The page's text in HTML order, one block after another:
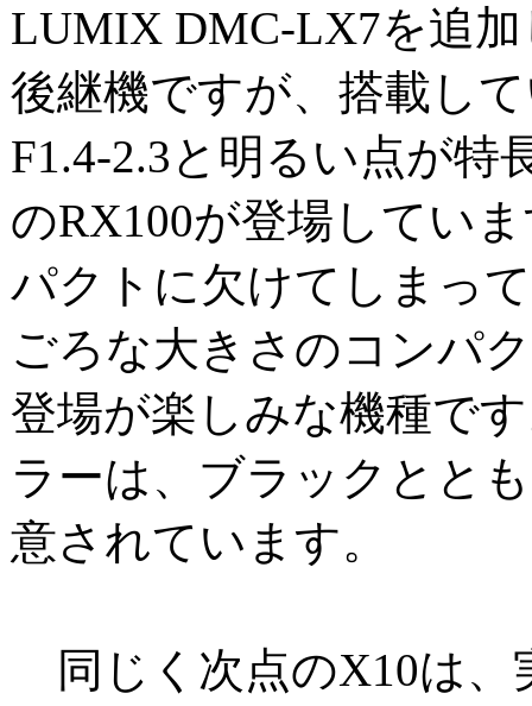
LUMIX DMC-LX7を追
後継機ですが、搭載し
F1.4-2.3と明るい点が特
のRX100が登場してい
パクトに欠けてしまっ
ごろな大きさのコンパ
登場が楽しみな機種で
ラーは、ブラックとと
意されています。
同じく次点のX10は、